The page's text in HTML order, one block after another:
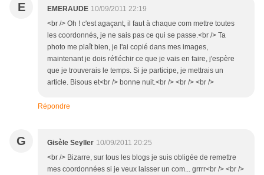
E EMERAUDE 10/09/2011 22:19
<br /> Oh ! c'est agaçant, il faut à chaque com mettre toutes
les coordonnés, je ne sais pas ce qui se passe.<br /> Ta
photo me plaît bien, je l'ai copié dans mes images,
maintenant je dois réfléchir ce que je vais en faire, j'espère
que je trouverais le temps. Si je participe, je mettrais un
article. Bisous et<br /> bonne nuit.<br /> <br /> <br />
Répondre
G Gisèle Seyller 10/09/2011 20:25
<br /> Bizarre, sur tous les blogs je suis obligée de remettre
mes coordonnées si je veux laisser un com... grrrr<br /> <br />